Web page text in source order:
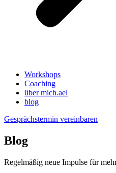
Workshops
Coaching
über mich.ael
blog
Gesprächstermin vereinbaren
Blog
Regelmäßig neue Impulse für